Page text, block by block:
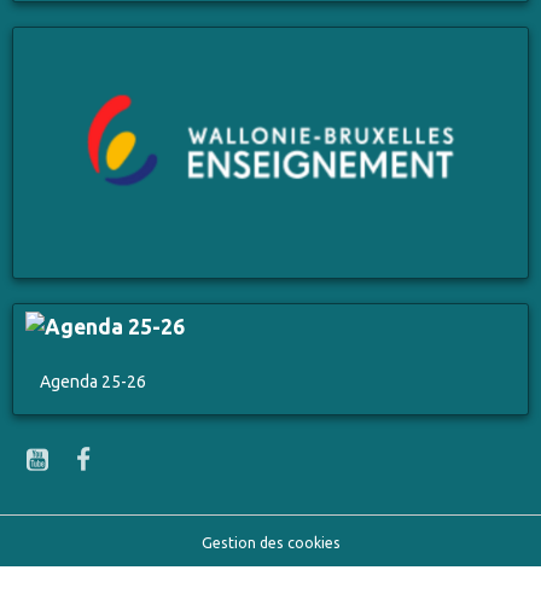
Agenda 25-26
Gestion des cookies